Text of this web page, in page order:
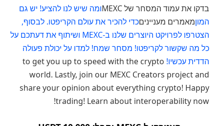
בדקו את עמוד המסחר של MEXC
ומה שיש לנו להציע! יש גם
המוןמאמרים מענייניםכדי להכיר את עולם הקריפטו. לבסוף,
הצטרפו לפרויקט היוצרים שלנו ב-MEXC ושיתוף את דעתכם על
כל מה שקשור לקריפטו! מסחר שמח! למדו על יכולת פעולה
הדדית עכשיו! to get you up to speed with the crypto
world. Lastly, join our MEXC Creators project and
share your opinion about everything crypto! Happy
trading! Learn about interoperability now!